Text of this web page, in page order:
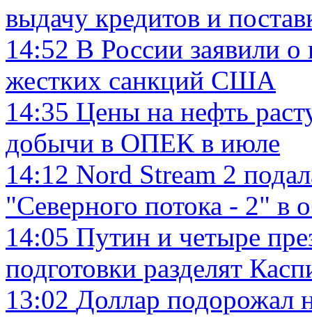
выдачу кредитов и
14:52 В России заявили
жестких санкций США
14:35 Цены на нефть
добычи в ОПЕК в июле
14:12 Nord Stream 2
"Северного потока - 2" в
14:05 Путин и четыре
подготовки разделят
13:02 Доллар подорожал